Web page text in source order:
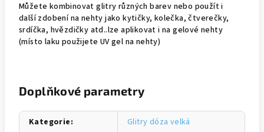
Můžete kombinovat glitry různých barev nebo použít i
další zdobení na nehty jako kytičky, kolečka, čtverečky,
srdíčka, hvězdičky atd..lze aplikovat i na gelové nehty
(místo laku použijete UV gel na nehty)
Doplňkové parametry
Kategorie:
Glitry dóza velká